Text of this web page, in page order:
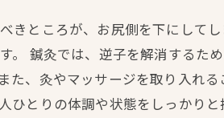
きところが、お尻側を下にして
鍼灸では、逆子を解消するた
、灸やマッサージを取り入れ
ひとりの体調や状態をしっかり